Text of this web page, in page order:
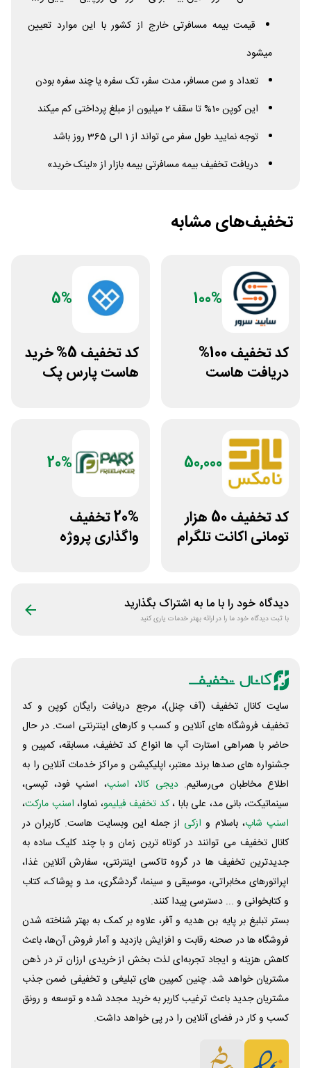
قیمت بیمه مسافرتی خارج از کشور با این موارد تعیین
میشود
تعداد و سن مسافر، مدت سفر، تک سفره یا چند سفره بودن
این کوپن 10% تا سقف 2 میلیون از مبلغ پرداختی کم میکند
توجه نمایید طول سفر می تواند از 1 الی 365 روز باشد
دریافت تخفیف بیمه مسافرتی بیمه بازار از «لینک خرید»
تخفیف‌های مشابه
100%
کد تخفیف 100%
دریافت هاست
5%
کد تخفیف 5% خرید
هاست پارس پک
50,000
کد تخفیف 50 هزار
تومانی اکانت تلگرام
20%
20% تخفیف
واگذاری پروژه
دیدگاه خود را با ما به اشتراک بگذارید
با ثبت دیدگاه خود ما را در ارائه بهتر خدمات یاری کنید
سایت کانال تخفیف (آف چنل)، مرجع دریافت رایگان کوپن و کد
تخفیف فروشگاه های آنلاین و کسب و‌ کارهای اینترنتی است. در حال
حاضر با همراهی استارت آپ ها انواع کد تخفیف، مسابقه، کمپین و
جشنواره های صدها برند معتبر، اپلیکیشن و مراکز خدمات آنلاین را به
اطلاع مخاطبان می‌رسانیم. دیجی کالا، اسنپ، اسنپ فود، تپسی،
سینماتیکت، بانی مد، علی‌ بابا ،کد تخفیف فیلیمو، نماوا، اسنپ مارکت،
اسنپ شاپ، باسلام و ازکی از جمله این وبسایت ‌هاست. کاربران در
کانال تخفیف می توانند در کوتاه ترین زمان و با چند کلیک ساده به
جدیدترین تخفیف ها در گروه تاکسی اینترنتی، سفارش آنلاین غذا،
اپراتورهای مخابراتی، موسیقی و سینما، گردشگری، مد و پوشاک، کتاب
و کتابخوانی و ... دسترسی پیدا کنند.
بستر تبلیغ بر پایه بن هدیه و آفر، علاوه بر کمک به بهتر شناخته شدن
فروشگاه ها در صحنه رقابت و افزایش بازدید و آمار فروش آن‌ها، باعث
کاهش هزینه و ایجاد تجربه‌ای لذت بخش از خریدی ارزان تر در ذهن
مشتریان خواهد شد. چنین کمپین های تبلیغی و تخفیفی ضمن جذب
مشتریان جدید باعث ترغیب کاربر به خرید مجدد شده و توسعه و رونق
کسب و کار در فضای آنلاین را در پی خواهد داشت.